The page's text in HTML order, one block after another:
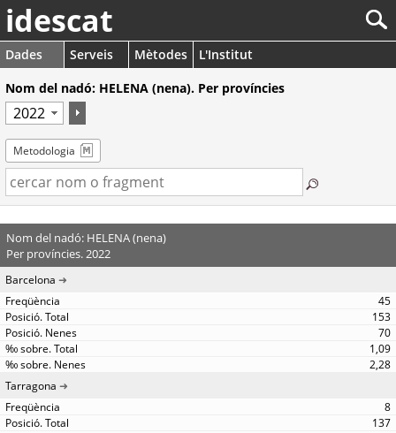
idescat
Dades Serveis Mètodes
L'Institut
Nom del nadó: HELENA (nena). Per províncies
Metodologia
Nom del nadó: HELENA (nena)
Per províncies. 2022
Barcelona
45
153
70
1,09
2,28
Tarragona
8
137